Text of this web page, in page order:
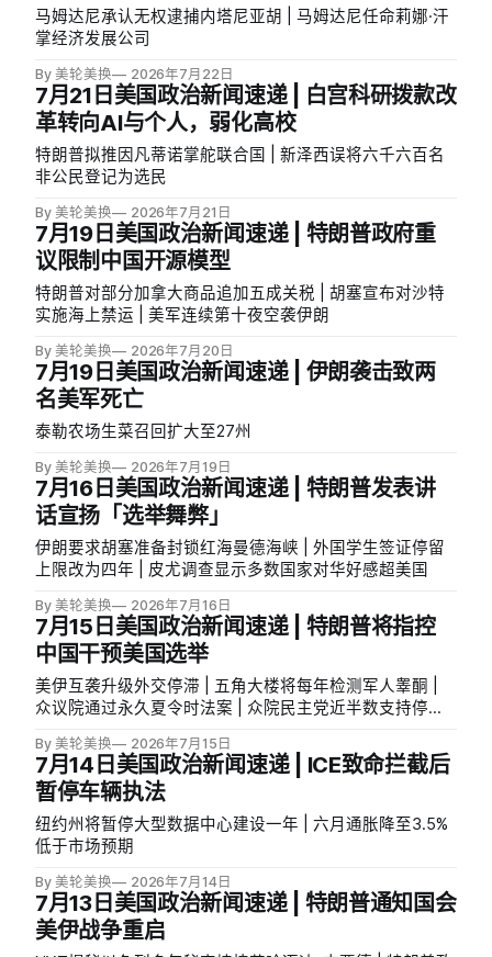
马姆达尼承认无权逮捕内塔尼亚胡 | 马姆达尼任命莉娜·汗
掌经济发展公司
By 美轮美换 2026年7月22日
7月21日美国政治新闻速递 | 白宫科研拨款改
革转向AI与个人，弱化高校
特朗普拟推因凡蒂诺掌舵联合国 | 新泽西误将六千六百名
非公民登记为选民
By 美轮美换 2026年7月21日
7月19日美国政治新闻速递 | 特朗普政府重
议限制中国开源模型
特朗普对部分加拿大商品追加五成关税 | 胡塞宣布对沙特
实施海上禁运 | 美军连续第十夜空袭伊朗
By 美轮美换 2026年7月20日
7月19日美国政治新闻速递 | 伊朗袭击致两
名美军死亡
泰勒农场生菜召回扩大至27州
By 美轮美换 2026年7月19日
7月16日美国政治新闻速递 | 特朗普发表讲
话宣扬「选举舞弊」
伊朗要求胡塞准备封锁红海曼德海峡 | 外国学生签证停留
上限改为四年 | 皮尤调查显示多数国家对华好感超美国
By 美轮美换 2026年7月16日
7月15日美国政治新闻速递 | 特朗普将指控
中国干预美国选举
美伊互袭升级外交停滞 | 五角大楼将每年检测军人睾酮 |
众议院通过永久夏令时法案 | 众院民主党近半数支持停止
By 美轮美换 2026年7月15日
7月14日美国政治新闻速递 | ICE致命拦截后
暂停车辆执法
纽约州将暂停大型数据中心建设一年 | 六月通胀降至3.5%
低于市场预期
By 美轮美换 2026年7月14日
7月13日美国政治新闻速递 | 特朗普通知国会
美伊战争重启